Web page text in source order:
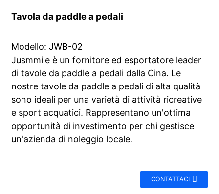
Tavola da paddle a pedali
Modello: JWB-02
Jusmmile è un fornitore ed esportatore leader
di tavole da paddle a pedali dalla Cina. Le
nostre tavole da paddle a pedali di alta qualità
sono ideali per una varietà di attività ricreative
e sport acquatici. Rappresentano un'ottima
opportunità di investimento per chi gestisce
un'azienda di noleggio locale.
CONTATTACI